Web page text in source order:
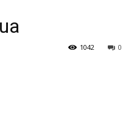
0
1042